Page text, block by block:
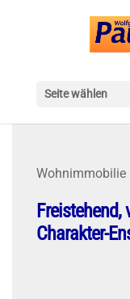
Seite wählen
Wohnimmobilie
Charakter-